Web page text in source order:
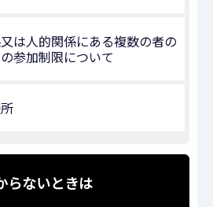
は人的関係にある複数の者の
参加制限について
らないときは